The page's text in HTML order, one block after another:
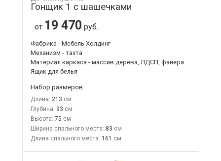
Гонщик 1 с шашечками
от 19 470 руб.
Фабрика - Мебель Холдинг
Механизм - тахта
Материал каркаса - массив дерева, ЛДСП, фанера
Ящик для белья
Набор размеров
Длина: 213
Глубина: 93
Высота: 75
Ширина спального места: 83
Длина спального места: 161